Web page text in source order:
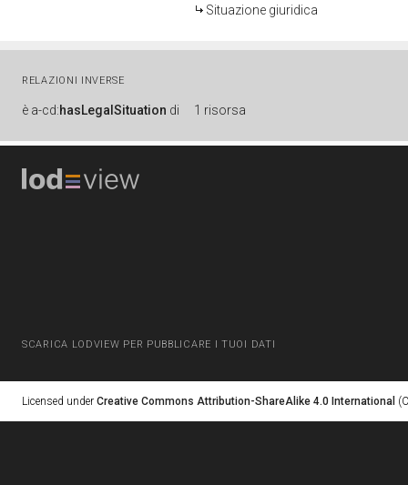
Situazione giuridica
RELAZIONI INVERSE
è a-cd:hasLegalSituation di 1 risorsa
SCARICA LODVIEW PER PUBBLICARE I TUOI DATI
Licensed under Creative Commons Attribution-ShareAlike 4.0 International